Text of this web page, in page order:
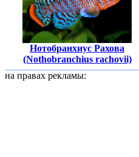
Нотобранхиус Рахова
(Nothobranchius rachovii)
на правах рекламы: